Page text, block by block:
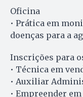
Oficina
• Prática em
doenças para a
Inscrições para
• Técnica em
• Auxiliar
• Empreender